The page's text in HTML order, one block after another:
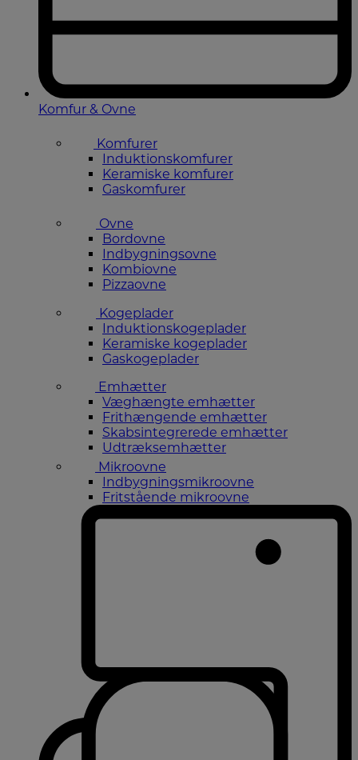
Komfur & Ovne
Komfurer
Induktionskomfurer
Keramiske komfurer
Gaskomfurer
Ovne
Bordovne
Indbygningsovne
Kombiovne
Pizzaovne
Kogeplader
Induktionskogeplader
Keramiske kogeplader
Gaskogeplader
Emhætter
Væghængte emhætter
Frithængende emhætter
Skabsintegrerede emhætter
Udtræksemhætter
Mikroovne
Indbygningsmikroovne
Fritstående mikroovne